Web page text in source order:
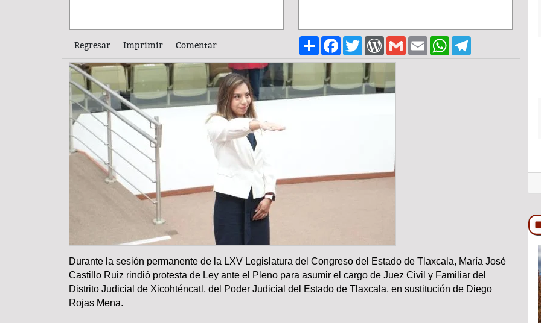
Regresar Imprimir Comentar ShareFacebook
TwitterWordPress
GmailEmailWhatsApp
Durante la sesión permanente de la LXV Legislatura del Congreso del Estado de Tlaxcala, María José
Castillo Ruiz rindió protesta de Ley ante el Pleno para asumir el cargo de Juez Civil y Familiar del
Distrito Judicial de Xicohténcatl, del Poder Judicial del Estado de Tlaxcala, en sustitución de Diego
Rojas Mena.
COLUMNA COLUMNA